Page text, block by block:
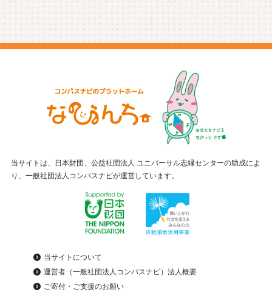
当サイトは、日本財団、公益社団法人 ユニバーサル志縁センターの助成によ
り、一般社団法人コンパスナビが運営しています。
当サイトについて
運営者（一般社団法人コンパスナビ）法人概要
ご寄付・ご支援のお願い